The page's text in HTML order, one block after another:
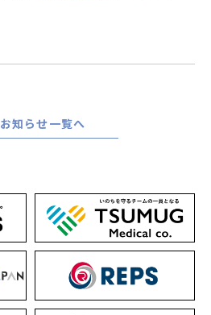
お知らせ一覧へ